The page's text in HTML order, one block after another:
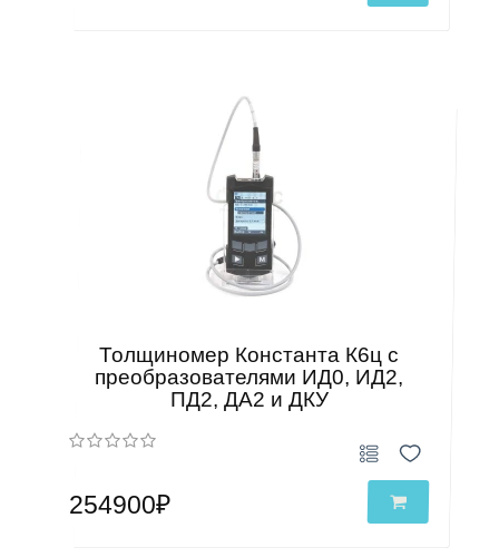
Толщиномер Константа К6ц с
преобразователями ИД0, ИД2,
ПД2, ДА2 и ДКУ
254900₽